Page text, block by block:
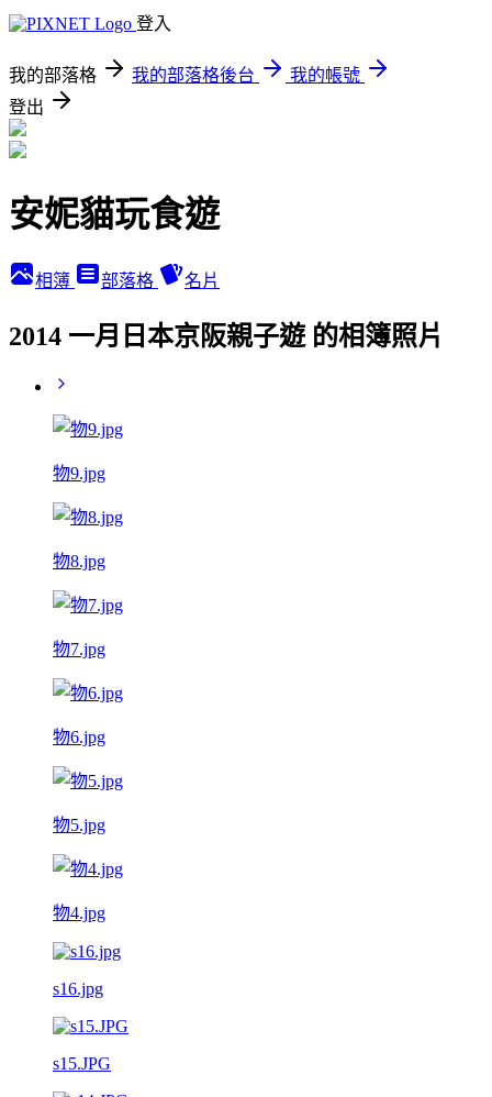
登入
我的部落格 我的部落格後台
我的帳號
登出
安妮貓玩食遊
相簿 部落格 名片
2014 一月日本京阪親子遊 的相簿照片
物9.jpg
物8.jpg
物7.jpg
物6.jpg
物5.jpg
物4.jpg
s16.jpg
s15.JPG